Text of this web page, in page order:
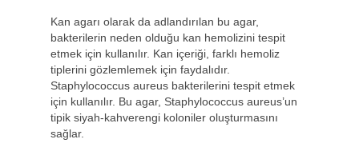
Kan agarı olarak da adlandırılan bu agar,
bakterilerin neden olduğu kan hemolizini tespit
etmek için kullanılır. Kan içeriği, farklı hemoliz
tiplerini gözlemlemek için faydalıdır.
Staphylococcus aureus bakterilerini tespit etmek
için kullanılır. Bu agar, Staphylococcus aureus’un
tipik siyah-kahverengi koloniler oluşturmasını
sağlar.